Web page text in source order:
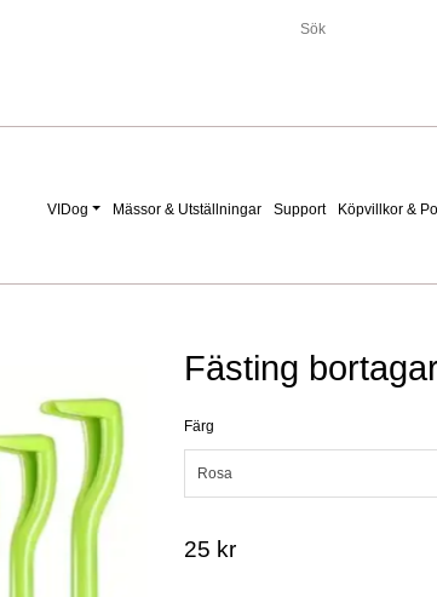
VIDog Mässor & Utställningar Support Köpvillkor &
Fästing
Färg
Rosa
25 kr